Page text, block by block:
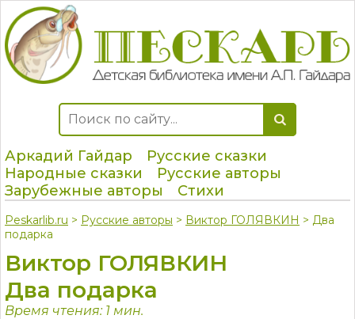
Аркадий Гайдар
Русские сказки
Народные сказки
Русские авторы
Зарубежные авторы
Стихи
Peskarlib.ru > Русские авторы > Виктор ГОЛЯВКИН > Два
подарка
Виктор ГОЛЯВКИН
Два подарка
Время чтения: 1 мин.